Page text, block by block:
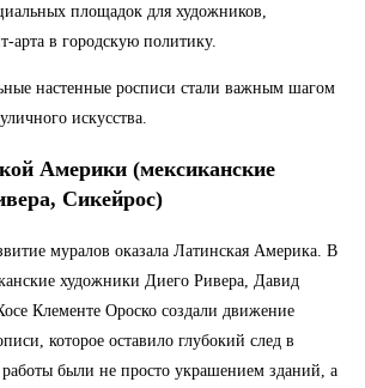
площадок для художников,
арта в городскую политику.
настенные росписи стали важным шагом
искусства.
Америки (мексиканские
Сикейрос)
муралов оказала Латинская Америка. В
художники Диего Ривера, Давид
Клементе Ороско создали движение
которое оставило глубокий след в
были не просто украшением зданий, а